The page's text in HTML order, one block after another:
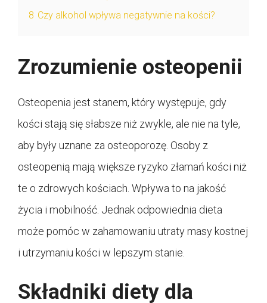
8 Czy alkohol wpływa negatywnie na kości?
Zrozumienie osteopenii
Osteopenia jest stanem, który występuje, gdy
kości stają się słabsze niż zwykle, ale nie na tyle,
aby były uznane za osteoporozę. Osoby z
osteopenią mają większe ryzyko złamań kości niż
te o zdrowych kościach. Wpływa to na jakość
życia i mobilność. Jednak odpowiednia dieta
może pomóc w zahamowaniu utraty masy kostnej
i utrzymaniu kości w lepszym stanie.
Składniki diety dla